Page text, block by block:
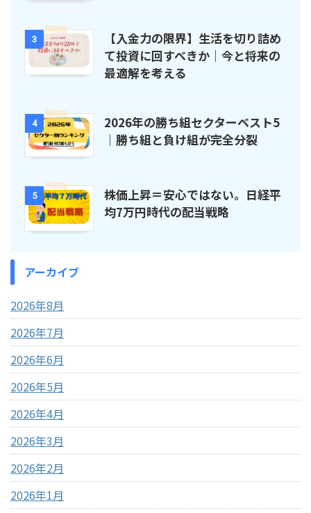
3
【入金力の限界】生活を切り詰め
て投資に回すべきか｜今と将来の
最適解を考える
4
2026年の勝ち組セクターベスト5
｜勝ち組と負け組が完全分裂
5
株価上昇＝安心ではない。日経平
均7万円時代の配当戦略
アーカイブ
2026年8月
2026年7月
2026年6月
2026年5月
2026年4月
2026年3月
2026年2月
2026年1月